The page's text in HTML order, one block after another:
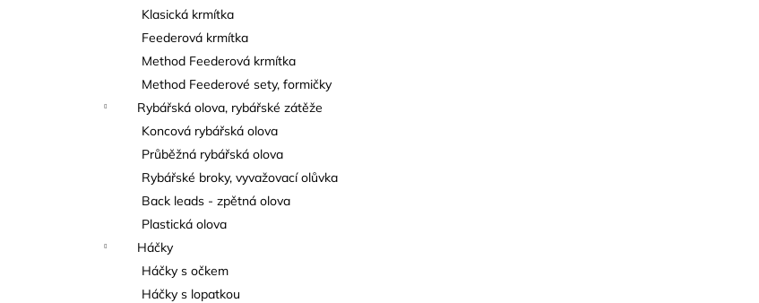
Klasická krmítka
Feederová krmítka
Method Feederová krmítka
Method Feederové sety, formičky
Rybářská olova, rybářské zátěže
Koncová rybářská olova
Průběžná rybářská olova
Rybářské broky, vyvažovací olůvka
Back leads - zpětná olova
Plastická olova
Háčky
Háčky s očkem
Háčky s lopatkou